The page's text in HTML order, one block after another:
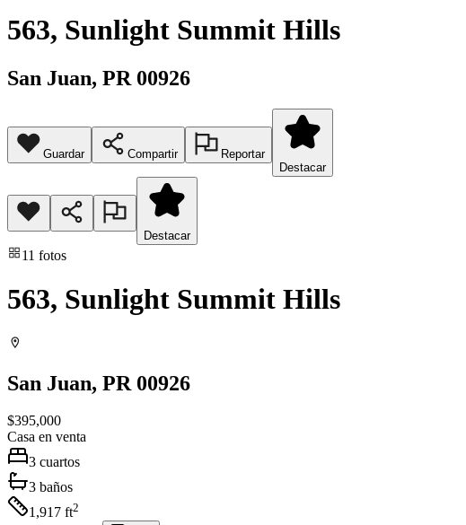
563, Sunlight Summit Hills
San Juan, PR 00926
Guardar Compartir
Reportar
Destacar
Destacar
11 fotos
563, Sunlight Summit Hills
San Juan, PR 00926
$395,000
Casa en venta
3 cuartos
3 baños
1,917 ft2